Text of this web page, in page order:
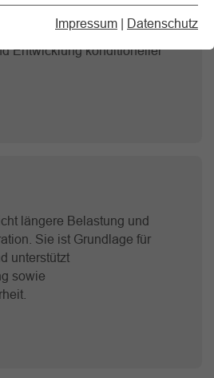
Impressum | Datenschutz
werden. So optimierst du
Entwicklung konditioneller
längere Belastung und
Sie ist Grundlage für
unterstützt
sowie